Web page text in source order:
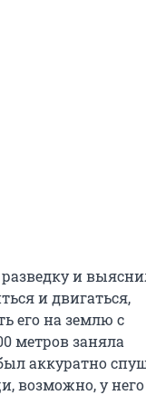
и
и двигаться,
его на землю с
метров заняла
аккуратно
возможно, у него